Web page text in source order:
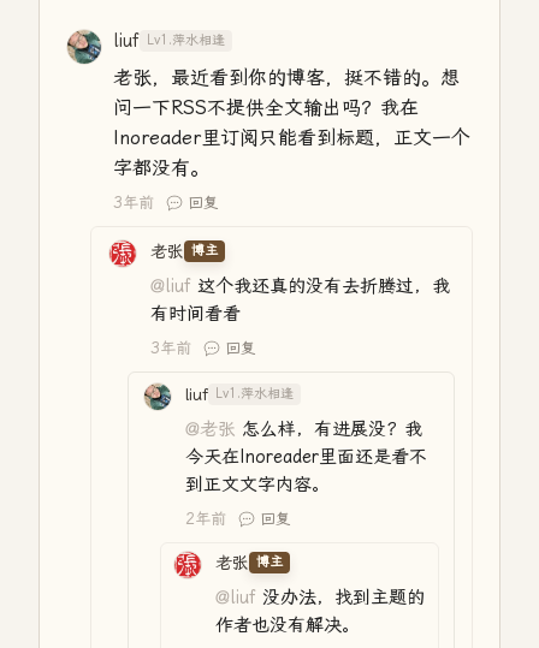
liuf Lv1.萍水相逢
老张，最近看到你的博客，挺不错的。想
问一下RSS不提供全文输出吗？我在
Inoreader里订阅只能看到标题，正文一个
字都没有。
3年前 回复
老张 博主
@liuf 这个我还真的没有去折腾过，我
有时间看看
3年前 回复
liuf Lv1.萍水相逢
@老张 怎么样，有进展没？我
今天在Inoreader里面还是看不
到正文文字内容。
2年前 回复
老张 博主
@liuf 没办法，找到主题的
作者也没有解决。